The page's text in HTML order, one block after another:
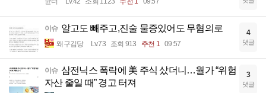
이슈 알고도 빼주고,진술 물증있어도 무혐의로
왜구김당 Lv.73 조회 913 추천 1 09:57
4
댓글
이슈 삼전닉스 폭락에 美 주식 샀더니…월가 “위험
자산 줄일 때” 경고 터져
3
댓글